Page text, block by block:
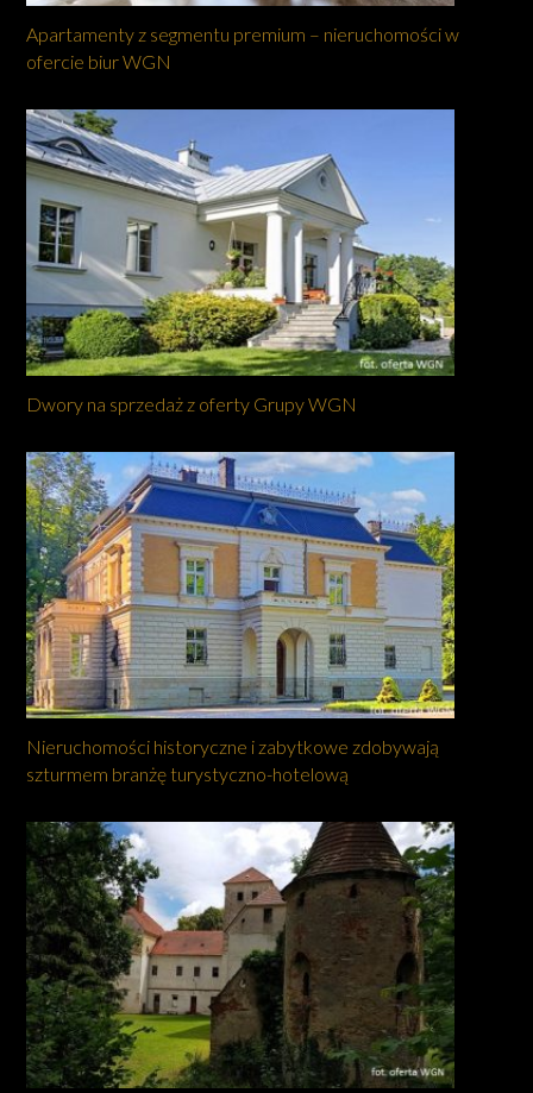
Apartamenty z segmentu premium – nieruchomości w
ofercie biur WGN
Dwory na sprzedaż z oferty Grupy WGN
Nieruchomości historyczne i zabytkowe zdobywają
szturmem branżę turystyczno-hotelową